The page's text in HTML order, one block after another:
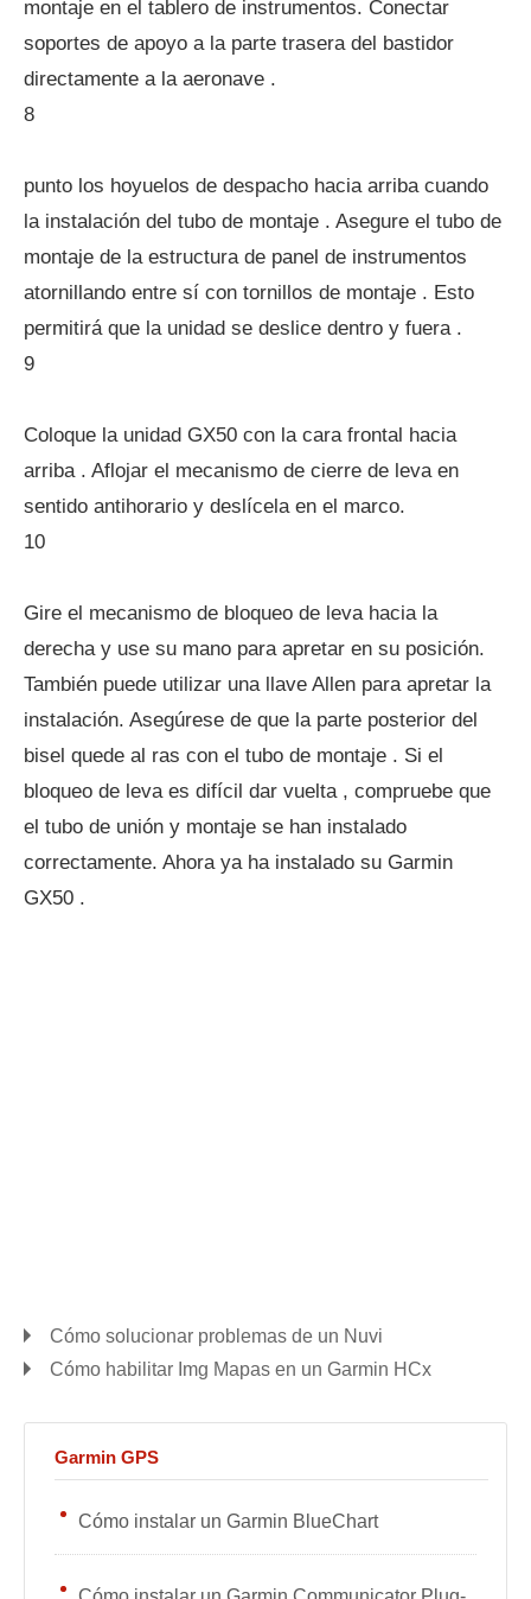
montaje en el tablero de instrumentos. Conectar
soportes de apoyo a la parte trasera del bastidor
directamente a la aeronave .
8
punto los hoyuelos de despacho hacia arriba cuando
la instalación del tubo de montaje . Asegure el tubo de
montaje de la estructura de panel de instrumentos
atornillando entre sí con tornillos de montaje . Esto
permitirá que la unidad se deslice dentro y fuera .
9
Coloque la unidad GX50 con la cara frontal hacia
arriba . Aflojar el mecanismo de cierre de leva en
sentido antihorario y deslícela en el marco.
10
Gire el mecanismo de bloqueo de leva hacia la
derecha y use su mano para apretar en su posición.
También puede utilizar una llave Allen para apretar la
instalación. Asegúrese de que la parte posterior del
bisel quede al ras con el tubo de montaje . Si el
bloqueo de leva es difícil dar vuelta , compruebe que
el tubo de unión y montaje se han instalado
correctamente. Ahora ya ha instalado su Garmin
GX50 .
Cómo solucionar problemas de un Nuvi
Cómo habilitar Img Mapas en un Garmin HCx
Garmin GPS
Cómo instalar un Garmin BlueChart